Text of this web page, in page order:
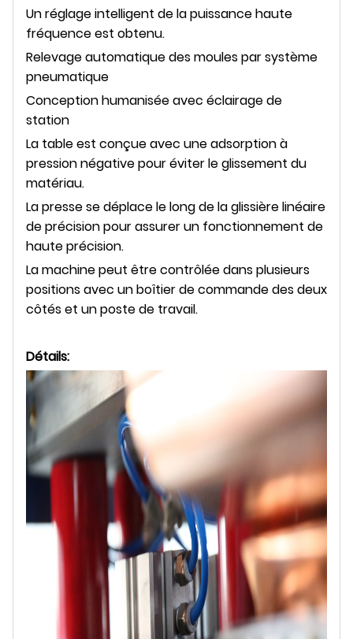
Un réglage intelligent de la puissance haute
fréquence est obtenu.
Relevage automatique des moules par système
pneumatique
Conception humanisée avec éclairage de
station
La table est conçue avec une adsorption à
pression négative pour éviter le glissement du
matériau.
La presse se déplace le long de la glissière linéaire
de précision pour assurer un fonctionnement de
haute précision.
La machine peut être contrôlée dans plusieurs
positions avec un boîtier de commande des deux
côtés et un poste de travail.
Détails: